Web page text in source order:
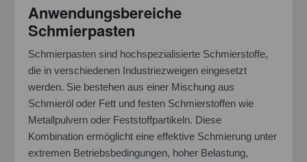
Anwendungsbereiche
Schmierpasten
Schmierpasten sind hochspezialisierte Schmierstoffe,
die in verschiedenen Industriezweigen eingesetzt
werden. Sie bestehen aus einer Mischung aus
Schmieröl oder Fett und festen Schmierstoffen wie
Metallpulvern oder Feststoffpartikeln. Diese
Kombination ermöglicht eine effektive Schmierung unter
extremen Betriebsbedingungen, hoher Belastung,